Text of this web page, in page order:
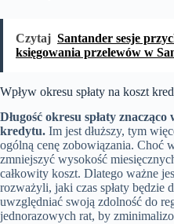
Czytaj Santander sesje
księgowania przelewów w
Wpływ okresu spłaty na koszt
Długość okresu spłaty
kredytu. Im jest dłuższy, tym
ogólną cenę zobowiązania. Choć
zmniejszyć wysokość
całkowity koszt. Dlatego ważne
rozważyli, jaki czas spłaty będzie
uwzględniać swoją zdolność do
jednorazowych rat, by